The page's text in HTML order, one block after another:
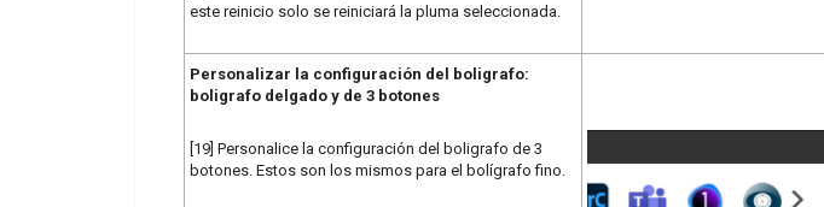
este reinicio solo se reiniciará la pluma seleccionada.
Personalizar la configuración del boligrafo:
boligrafo delgado y de 3 botones
[19] Personalice la configuración del boligrafo de 3
botones. Estos son los mismos para el bolígrafo fino.